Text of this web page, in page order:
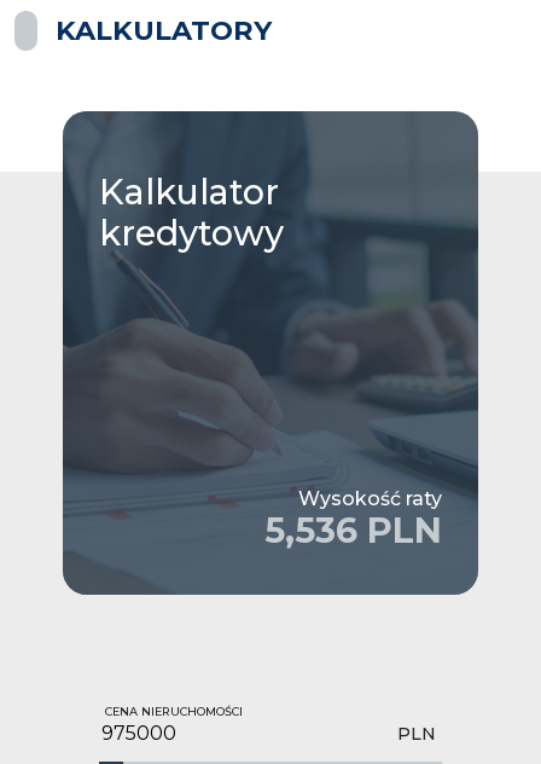
KALKULATORY
Kalkulator
kredytowy
Wysokość raty
5,536 PLN
CENA NIERUCHOMOŚCI
PLN